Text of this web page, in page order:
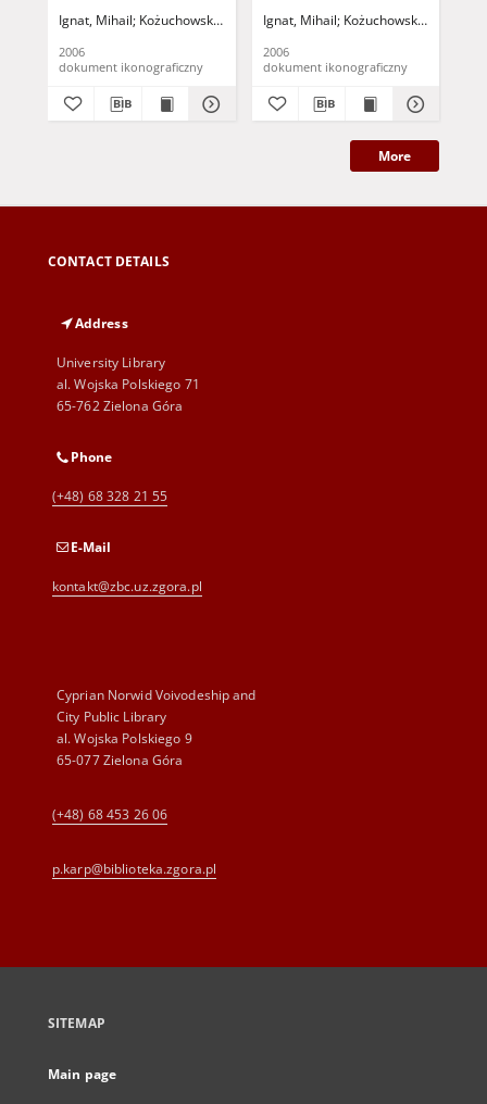
Satyryczny / Mihail Ignat
Ignat, Mihail Kożuchowski Ośrodek Kultury i Sportu "Zamek"
2006
dokument ikonograficzny
Satyryczny / Mihail Ignat
Ignat, Mihail Kożuchowski Ośrodek
2006
dokument ikonograficzny
More
CONTACT DETAILS
Address
University Library
al. Wojska Polskiego 71
65-762 Zielona Góra
Phone
(+48) 68 328 21 55
E-Mail
kontakt@zbc.uz.zgora.pl
Cyprian Norwid Voivodeship and
City Public Library
al. Wojska Polskiego 9
65-077 Zielona Góra
(+48) 68 453 26 06
p.karp@biblioteka.zgora.pl
SITEMAP
Main page